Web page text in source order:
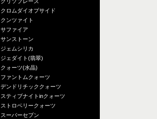
クロムダイオプサイド
クンツァイト
サファイア
サンストーン
ジェムシリカ
ジェダイト(翡翠)
クォーツ(水晶)
ファントムクォーツ
デンドリチッククォーツ
スティブナイトinクォーツ
ストロベリークォーツ
スーパーセブン